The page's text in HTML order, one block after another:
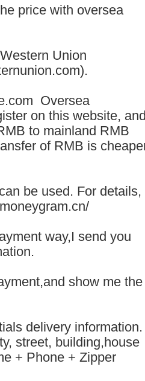
price with oversea
Union
).
Oversea
on this website,
to mainland RMB
of RMB is
be used. For details,
/
way,I send you
show me the
delivery information.
street, building,house
+ Phone + Zipper